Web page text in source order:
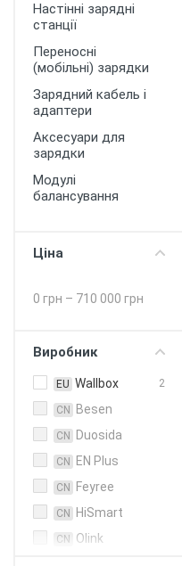
Настінні зарядні
станції
Переносні
(мобільні) зарядки
Зарядний кабель і
адаптери
Аксесуари для
зарядки
Модулі
балансування
Ціна
0 грн – 710 000 грн
Виробник
EU Wallbox 2
CN Besen
CN Duosida
CN EN Plus
CN Feyree
CN HiSmart
CN Olink